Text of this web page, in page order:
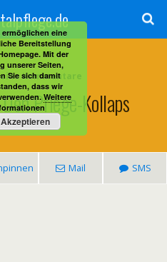
Kommentare
Pflege-Kollaps
Mail SMS
ermöglichen eine
Bereitstellung
Mit der
unserer Seiten,
Sie sich damit
dass wir
Weitere
Akzeptieren